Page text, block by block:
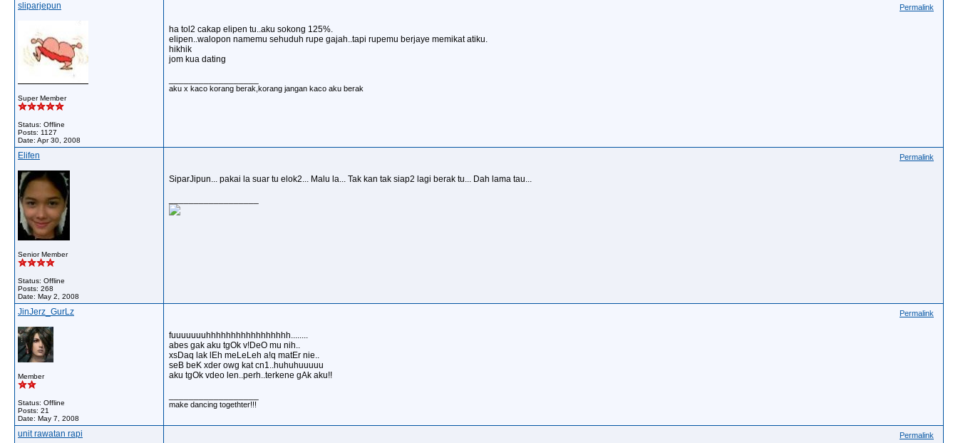
sliparjepun
Super Member
Status: Offline
Posts: 1127
Date: Apr 30, 2008
Permalink
ha tol2 cakap elipen tu..aku sokong 125%.
elipen..walopon namemu sehuduh rupe gajah..tapi rupemu berjaye memikat atiku.
hikhik
jom kua dating
aku x kaco korang berak,korang jangan kaco aku berak
Elifen
Senior Member
Status: Offline
Posts: 268
Date: May 2, 2008
Permalink
SiparJipun... pakai la suar tu elok2... Malu la... Tak kan tak siap2 lagi berak tu... Dah lama tau...
JinJerz_GurLz
Member
Status: Offline
Posts: 21
Date: May 7, 2008
Permalink
fuuuuuuuhhhhhhhhhhhhhhhhh........
abes gak aku tgOk v!DeO mu nih..
xsDaq lak lEh meLeLeh a!q matEr nie..
seB beK xder owg kat cn1..huhuhuuuuu
aku tgOk vdeo len..perh..terkene gAk aku!!
make dancing togethter!!!
unit rawatan rapi Permalink